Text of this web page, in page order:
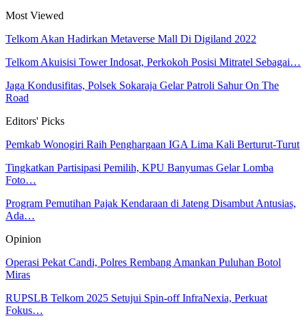
Most Viewed
Telkom Akan Hadirkan Metaverse Mall Di Digiland 2022
Telkom Akuisisi Tower Indosat, Perkokoh Posisi Mitratel Sebagai…
Jaga Kondusifitas, Polsek Sokaraja Gelar Patroli Sahur On The
Road
Editors' Picks
Pemkab Wonogiri Raih Penghargaan IGA Lima Kali Berturut-Turut
Tingkatkan Partisipasi Pemilih, KPU Banyumas Gelar Lomba
Foto…
Program Pemutihan Pajak Kendaraan di Jateng Disambut Antusias,
Ada…
Opinion
Operasi Pekat Candi, Polres Rembang Amankan Puluhan Botol
Miras
RUPSLB Telkom 2025 Setujui Spin-off InfraNexia, Perkuat
Fokus…